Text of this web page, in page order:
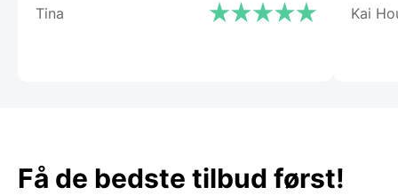
Tina Kai
Få de bedste tilbud først!